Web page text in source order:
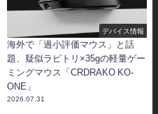
デバイス情報
海外で「過小評価マウス」と話
題、疑似ラピトリ×35gの軽量ゲー
ミングマウス「CRDRAKO KO-
ONE」
2026.07.31